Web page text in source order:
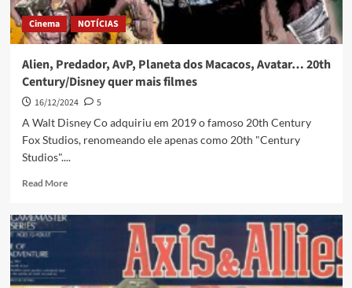
Cinema NOTÍCIAS
Alien, Predador, AvP, Planeta dos Macacos, Avatar… 20th
Century/Disney quer mais filmes
16/12/2024
5
A Walt Disney Co adquiriu em 2019 o famoso 20th Century
Fox Studios, renomeando ele apenas como 20th "Century
Studios"....
Read More